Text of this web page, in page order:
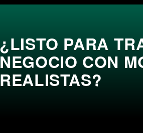
¿LISTO PARA
NEGOCIO CON
REALISTAS?